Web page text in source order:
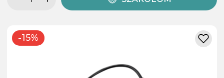
-15%